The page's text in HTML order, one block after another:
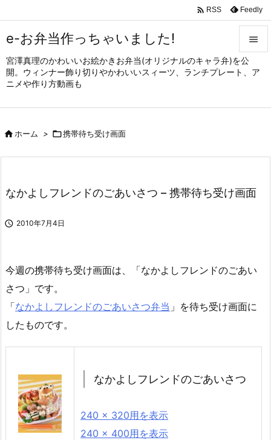
e-お弁当作っちゃいました!
宮澤真理のかわいいお絵かきお弁当(オリジナルのキャラ弁)を公
開。ウィンナー飾り切りやかわいいスィーツ、ランチプレート、ア
ニメや作り方動画も


メニュ
サイド


検索
 RSS Feedly
ホーム > 携帯待ち受け画面
なかよしフレンドのごあいさつ – 携帯待ち受け画面
 2010年7月4日
今週の携帯待ち受け画面は、「なかよしフレンドのごあい
さつ」です。
「なかよしフレンドのごあいさつ弁当 」を待ち受け画面に
したものです。
なかよしフレンドのごあいさつ
240 × 320用を表示
240 × 400用を表示